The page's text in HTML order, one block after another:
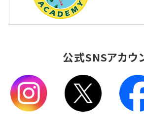
公式SNSアカウ